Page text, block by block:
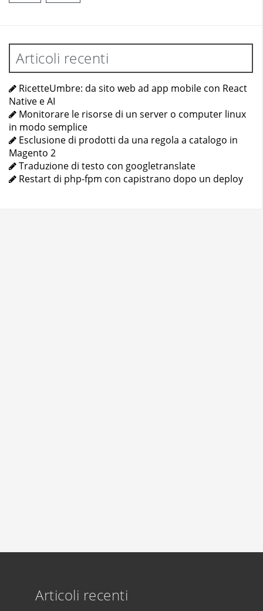
Articoli recenti
RicetteUmbre: da sito web ad app mobile con React
Native e AI
Monitorare le risorse di un server o computer linux
in modo semplice
Esclusione di prodotti da una regola a catalogo in
Magento 2
Traduzione di testo con googletranslate
Restart di php-fpm con capistrano dopo un deploy
Articoli recenti